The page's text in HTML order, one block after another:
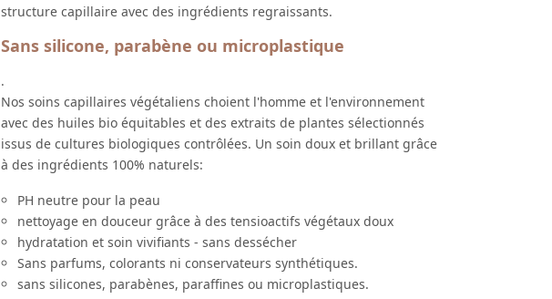
structure capillaire avec des ingrédients regraissants.
Sans silicone, parabène ou microplastique
.
Nos soins capillaires végétaliens choient l'homme et l'environnement
avec des huiles bio équitables et des extraits de plantes sélectionnés
issus de cultures biologiques contrôlées. Un soin doux et brillant grâce
à des ingrédients 100% naturels:
PH neutre pour la peau
nettoyage en douceur grâce à des tensioactifs végétaux doux
hydratation et soin vivifiants - sans dessécher
Sans parfums, colorants ni conservateurs synthétiques.
sans silicones, parabènes, paraffines ou microplastiques.